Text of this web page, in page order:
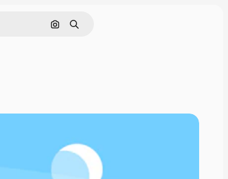
Pesquisar por imagem
Buscar